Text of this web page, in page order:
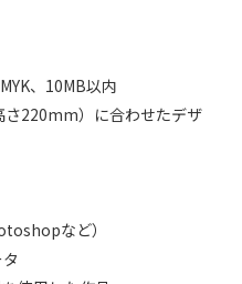
、10MB以内
220mm）に合わせたデザ
など）